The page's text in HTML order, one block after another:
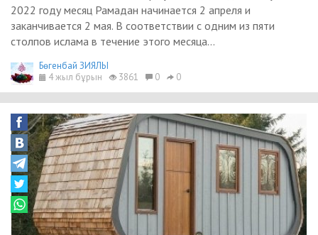
2022 году месяц Рамадан начинается 2 апреля и
заканчивается 2 мая. В соответствии с одним из пяти
столпов ислама в течение этого месяца...
Бөгенбай ЗИЯЛЫ
4 жыл бұрын
3861 0 0